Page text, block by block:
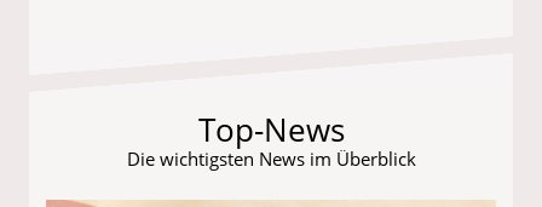
Top-News
Die wichtigsten News im Überblick